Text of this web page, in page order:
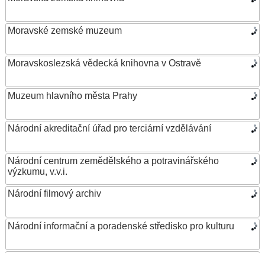
Moravské zemské muzeum
Moravskoslezská vědecká knihovna v Ostravě
Muzeum hlavního města Prahy
Národní akreditační úřad pro terciární vzdělávání
Národní centrum zemědělského a potravinářského
výzkumu, v.v.i.
Národní filmový archiv
Národní informační a poradenské středisko pro kulturu